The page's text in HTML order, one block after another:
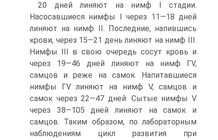
20 дней линяют на нимф I стадии.
Насосавшиеся нимфы I через 11—18 дней
линяют на нимф II. Последние, напившись
крови, через 15—21 день линяют на нимф III.
Нимфы III в свою очередь сосут кровь и
через 19—46 дней линяют на нимф ГѴ,
самцов и реже на самок. Напитавшиеся
нимфы ГѴ линяют на нимф V, самцов и
самок через 22—47 дней. Сытые нимфы V
через 38—105 дней линяют на самок и
самцов. Таким образом, по лабораторным
наблюдениям цикл развития при